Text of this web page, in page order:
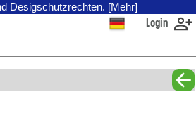
Desigschutzrechten. [Mehr]
Login